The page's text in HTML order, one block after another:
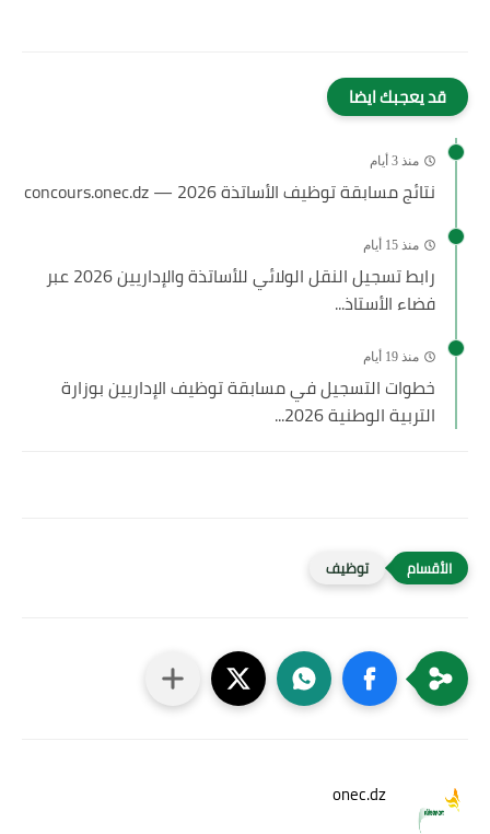
قد يعجبك ايضا
منذ 3 أيام
نتائج مسابقة توظيف الأساتذة 2026 — concours.onec.dz
منذ 15 أيام
رابط تسجيل النقل الولائي للأساتذة والإداريين 2026 عبر
فضاء الأستاذ...
منذ 19 أيام
خطوات التسجيل في مسابقة توظيف الإداريين بوزارة
التربية الوطنية 2026...
توظيف
onec.dz